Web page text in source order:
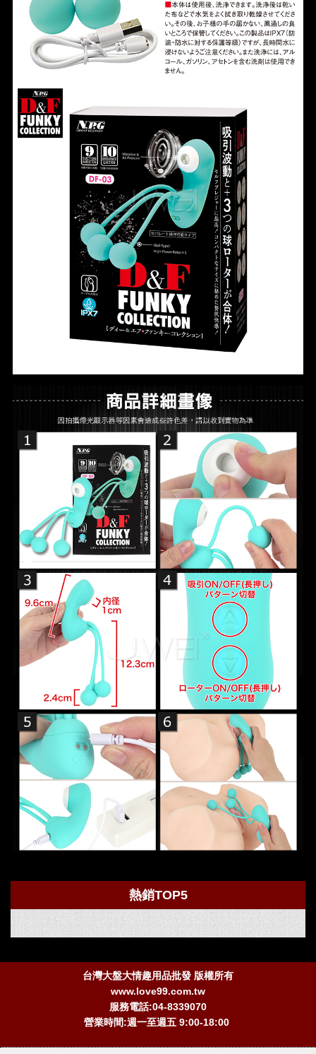
熱銷TOP5
台灣大盤大情趣用品批發 版權所有
www.love99.com.tw
服務電話:04-8339070
營業時間:週一至週五 9:00-18:00